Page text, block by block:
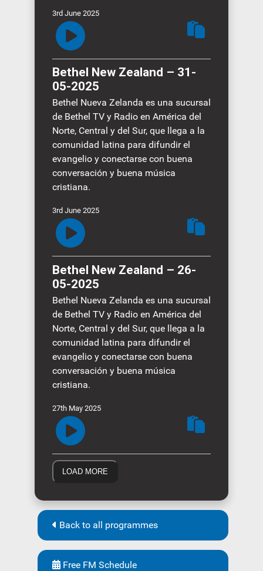
3rd June 2025
Bethel New Zealand – 31-
05-2025
Bethel Nueva Zelanda es una sucursal
de Bethel TV y Radio en América del
Norte, Central y del Sur, que llega a la
comunidad latina para difundir el
evangelio y conectarse con buena
conversación y buena música
cristiana.
3rd June 2025
Bethel New Zealand – 26-
05-2025
Bethel Nueva Zelanda es una sucursal
de Bethel TV y Radio en América del
Norte, Central y del Sur, que llega a la
comunidad latina para difundir el
evangelio y conectarse con buena
conversación y buena música
cristiana.
27th May 2025
LOAD MORE
Back to all programmes
Free FM Schedule